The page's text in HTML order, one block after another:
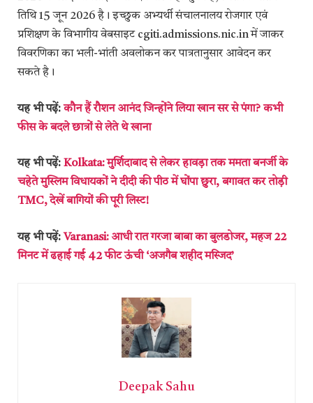
तिथि 15 जून 2026 है। इच्छुक अभ्यर्थी संचालनालय रोजगार एवं
प्रशिक्षण के विभागीय वेबसाइट cgiti.admissions.nic.in में जाकर
विवरणिका का भली-भांती अवलोकन कर पात्रतानुसार आवेदन कर
सकते है।
यह भी पढ़ें:कौन हैं रौशन आनंद जिन्होंने लिया खान सर से पंगा? कभी
फीस के बदले छात्रों से लेते थे खाना
यह भी पढ़ें: Kolkata: मुर्शिदाबाद से लेकर हावड़ा तक ममता बनर्जी के
चहेते मुस्लिम विधायकों ने दीदी की पीठ में घोंपा छुरा, बगावत कर तोड़ी
TMC, देखें बागियों की पूरी लिस्ट!
यह भी पढ़ें: Varanasi: आधी रात गरजा बाबा का बुलडोजर, महज 22
मिनट में ढहाई गई 42 फीट ऊंची ‘अजगैब शहीद मस्जिद’
Deepak Sahu